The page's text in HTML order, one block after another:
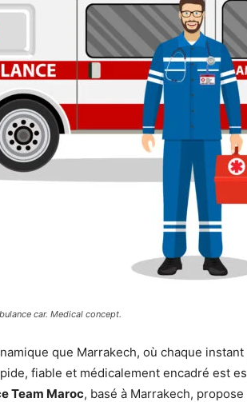
car. Medical concept.
que Marrakech, où chaque
fiable et médicalement encadré est
Team Maroc, basé à Marrakech,